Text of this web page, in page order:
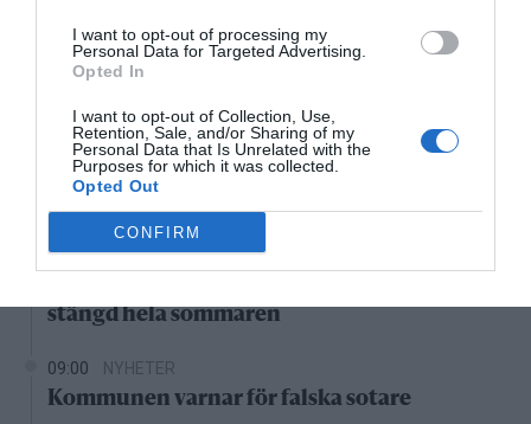
I want to opt-out of processing my
Personal Data for Targeted Advertising.
Opted In
I want to opt-out of Collection, Use,
Retention, Sale, and/or Sharing of my
Personal Data that Is Unrelated with the
Purposes for which it was collected.
Opted Out
CONFIRM
31°C 30°C 30°C 29°C 27°C
11:25 NYHETER
Vattenrutschkanan hålls stängd på Norrtälje
10:26 NYHETER
stängd hela sommaren
09:00 NYHETER
Kommunen varnar för falska sotare